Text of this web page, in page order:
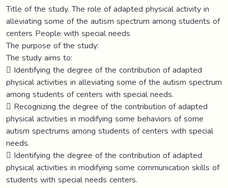
Title of the study. The role of adapted physical activity in
alleviating some of the autism spectrum among students of
centers People with special needs
The purpose of the study:
The study aims to:
 Identifying the degree of the contribution of adapted
physical activities in alleviating some of the autism spectrum
among students of centers with special needs.
 Recognizing the degree of the contribution of adapted
physical activities in modifying some behaviors of some
autism spectrums among students of centers with special
needs.
 Identifying the degree of the contribution of adapted
physical activities in modifying some communication skills of
students with special needs centers.